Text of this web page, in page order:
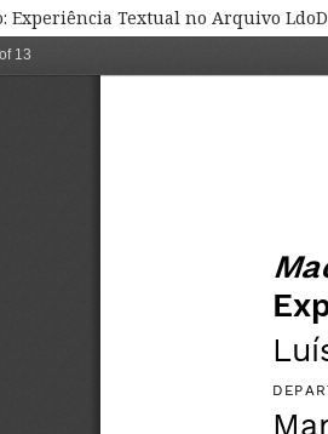
Experiência Textual no Arquivo LdoD